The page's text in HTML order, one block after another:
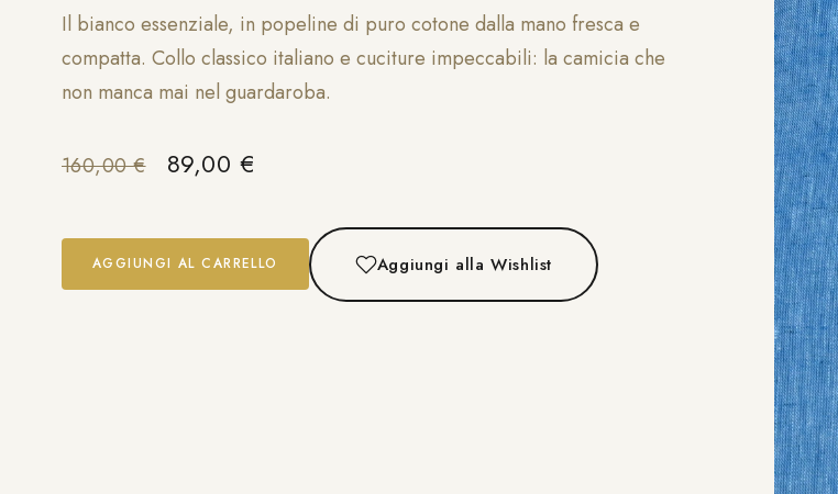
Il bianco essenziale, in popeline di puro cotone dalla mano fresca e
compatta. Collo classico italiano e cuciture impeccabili: la camicia che
non manca mai nel guardaroba.
160,00€ Il prezzo originale era: 160,00 €.
89,00 €
AGGIUNGI AL CARRELLO Aggiungi alla Wishlist